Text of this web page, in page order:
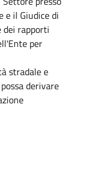
il Giudice di
dei rapporti
per
stradale e
derivare